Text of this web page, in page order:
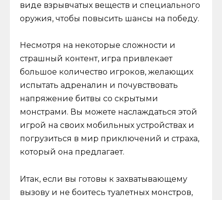
виде взрывчатых веществ и специального
оружия, чтобы повысить шансы на победу.
Несмотря на некоторые сложности и
страшный контент, игра привлекает
большое количество игроков, желающих
испытать адреналин и почувствовать
напряжение битвы со скрытыми
монстрами. Вы можете наслаждаться этой
игрой на своих мобильных устройствах и
погрузиться в мир приключений и страха,
который она предлагает.
Итак, если вы готовы к захватывающему
вызову и не боитесь туалетных монстров,